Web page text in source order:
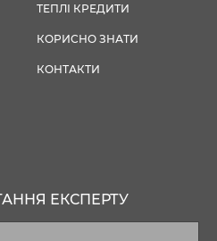
ТЕПЛІ КРЕДИТИ
КОРИСНО ЗНАТИ
КОНТАКТИ
ЕКСПЕРТУ